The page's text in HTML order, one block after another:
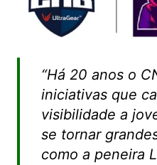
“Há 20 anos o
iniciativas que
visibilidade a
se tornar
como a peneira